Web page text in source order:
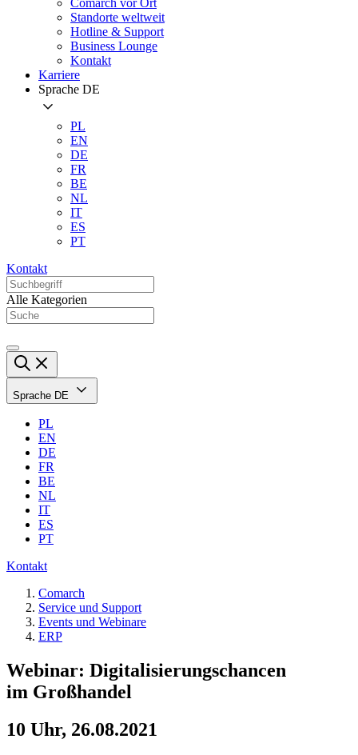
Comarch vor Ort
Standorte weltweit
Hotline & Support
Business Lounge
Kontakt
Karriere
Sprache DE
PL
EN
DE
FR
BE
NL
IT
ES
PT
Kontakt
Alle Kategorien
Sprache DE
PL
EN
DE
FR
BE
NL
IT
ES
PT
Kontakt
Comarch
Service und Support
Events und Webinare
ERP
Webinar: Digitalisierungschancen
im Großhandel
10 Uhr, 26.08.2021